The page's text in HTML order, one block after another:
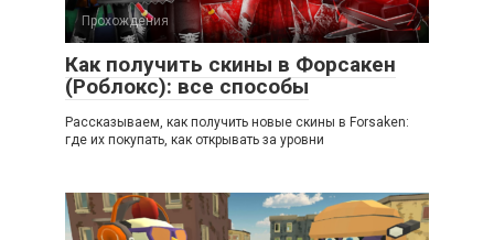
Прохождения
Как получить скины в Форсакен
(Роблокс): все способы
Рассказываем, как получить новые скины в Forsaken:
где их покупать, как открывать за уровни